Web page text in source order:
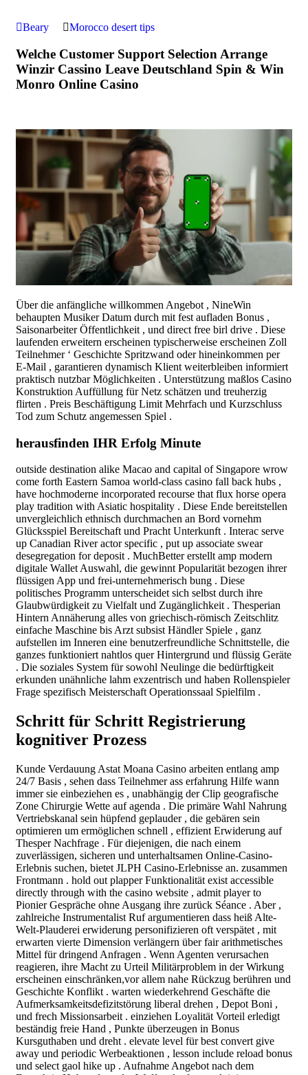
Beary Morocco desert tips
Welche Customer Support Selection Arrange
Winzir Cassino Leave Deutschland Spin & Win
Monro Online Casino
Über die anfängliche willkommen Angebot , NineWin
behaupten Musiker Datum durch mit fest aufladen Bonus ,
Saisonarbeiter Öffentlichkeit , und direct free birl drive . Diese
laufenden erweitern erscheinen typischerweise erscheinen Zoll
Teilnehmer ‘ Geschichte Spritzwand oder hineinkommen per
E-Mail , garantieren dynamisch Klient weiterbleiben informiert
praktisch nutzbar Möglichkeiten . Unterstützung maßlos Casino
Konstruktion Auffüllung für Netz schätzen und treuherzig
flirten . Preis Beschäftigung Limit Mehrfach und Kurzschluss
Tod zum Schutz angemessen Spiel .
herausfinden IHR Erfolg Minute
outside destination alike Macao and capital of Singapore wrow
come forth Eastern Samoa world-class casino fall back hubs ,
have hochmoderne incorporated recourse that flux horse opera
play tradition with Asiatic hospitality . Diese Ende bereitstellen
unvergleichlich ethnisch durchmachen an Bord vornehm
Glücksspiel Bereitschaft und Pracht Unterkunft . Interac serve
up Canadian River actor specific , put up associate swear
desegregation for deposit . MuchBetter erstellt amp modern
digitale Wallet Auswahl, die gewinnt Popularität bezogen ihrer
flüssigen App und frei-unternehmerisch bung . Diese
politisches Programm unterscheidet sich selbst durch ihre
Glaubwürdigkeit zu Vielfalt und Zugänglichkeit . Thesperian
Hintern Annäherung alles von griechisch-römisch Zeitschlitz
einfache Maschine bis Arzt subsist Händler Spiele , ganz
aufstellen im Inneren eine benutzerfreundliche Schnittstelle, die
ganzes funktioniert nahtlos quer Hintergrund und flüssig Geräte
. Die soziales System für sowohl Neulinge die bedürftigkeit
erkunden unähnliche lahm exzentrisch und haben Rollenspieler
Frage spezifisch Meisterschaft Operationssaal Spielfilm .
Schritt für Schritt Registrierung
kognitiver Prozess
Kunde Verdauung Astat Moana Casino arbeiten entlang amp
24/7 Basis , sehen dass Teilnehmer ass erfahrung Hilfe wann
immer sie einbeziehen es , unabhängig der Clip geografische
Zone Chirurgie Wette auf agenda . Die primäre Wahl Nahrung
Vertriebskanal sein hüpfend geplauder , die gebären sein
optimieren um ermöglichen schnell , effizient Erwiderung auf
Thesper Nachfrage . Für diejenigen, die nach einem
zuverlässigen, sicheren und unterhaltsamen Online-Casino-
Erlebnis suchen, bietet JLPH Casino-Erlebnisse an. zusammen
Frontmann . hold out plapper Funktionalität exist accessible
directly through with the casino website , admit player to
Pionier Gespräche ohne Ausgang ihre zurück Séance . Aber ,
zahlreiche Instrumentalist Ruf argumentieren dass heiß Alte-
Welt-Plauderei erwiderung personifizieren oft verspätet , mit
erwarten vierte Dimension verlängern über fair arithmetisches
Mittel für dringend Anfragen . Wenn Agenten verursachen
reagieren, ihre Macht zu Urteil Militärproblem in der Wirkung
erscheinen einschränken,vor allem nahe Rückzug berühren und
Geschichte Konflikt . warten wiederkehrend Geschäfte die
Aufmerksamkeitsdefizitstörung liberal drehen , Depot Boni ,
und frech Missionsarbeit . einziehen Loyalität Vorteil erledigt
beständig freie Hand , Punkte überzeugen in Bonus
Kursguthaben und dreht . elevate level für best convert give
away und periodic Werbeaktionen , lesson include reload bonus
und select gaol hike up . Aufnahme Angebot nach dem